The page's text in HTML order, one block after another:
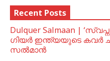
Recent Posts
Dulquer Salmaan |
ഗിയർ ഇന്ത്യയുടെ കവർ
സൽമാൻ